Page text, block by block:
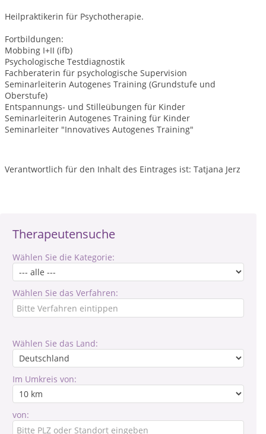
Therapeutensuche
Wählen Sie die Kategorie:
Wählen Sie das Verfahren:
Wählen Sie das Land:
Im Umkreis von:
von:
Heilpraktikerin für Psychotherapie.
Fortbildungen:
Mobbing I+II (ifb)
Psychologische Testdiagnostik
Fachberaterin für psychologische Supervision
Seminarleiterin Autogenes Training (Grundstufe und
Oberstufe)
Entspannungs- und Stilleübungen für Kinder
Seminarleiterin Autogenes Training für Kinder
Seminarleiter "Innovatives Autogenes Training"
Verantwortlich für den Inhalt des Eintrages ist: Tatjana Jerz